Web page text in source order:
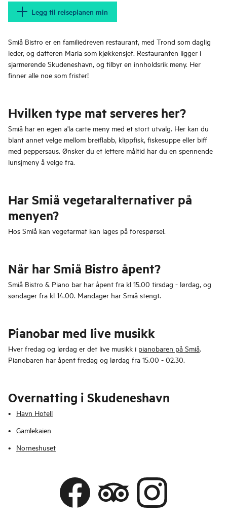
Legg til reiseplanen min
Smiå Bistro er en familiedreven restaurant, med Trond som daglig
leder, og datteren Maria som kjøkkensjef. Restauranten ligger i
sjarmerende Skudeneshavn, og tilbyr en innholdsrik meny. Her
finner alle noe som frister!
Hvilken type mat serveres her?
Smiå har en egen a'la carte meny med et stort utvalg. Her kan du
blant annet velge mellom breiflabb, klippfisk, fiskesuppe eller biff
med peppersaus. Ønsker du et lettere måltid har du en spennende
lunsjmeny å velge fra.
Har Smiå vegetaralternativer på
menyen?
Hos Smiå kan vegetarmat kan lages på forespørsel.
Når har Smiå Bistro åpent?
Smiå Bistro & Piano bar har åpent fra kl 15.00 tirsdag - lørdag, og
søndager fra kl 14.00. Mandager har Smiå stengt.
Pianobar med live musikk
Hver fredag og lørdag er det live musikk i pianobaren på Smiå.
Pianobaren har åpent fredag og lørdag fra 15.00 - 02.30.
Overnatting i Skudeneshavn
Havn Hotell
Gamlekaien
Norneshuset